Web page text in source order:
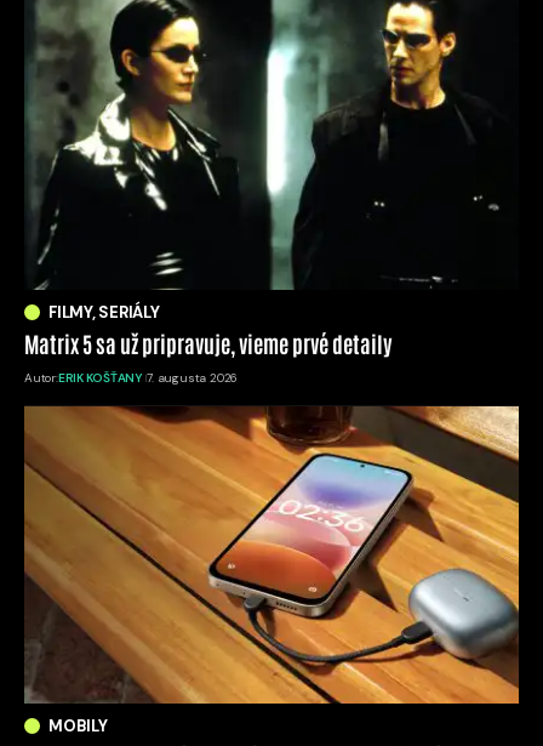
FILMY, SERIÁLY
Matrix 5 sa už pripravuje, vieme prvé detaily
Autor:ERIK KOŠŤANY 7. augusta 2026
MOBILY